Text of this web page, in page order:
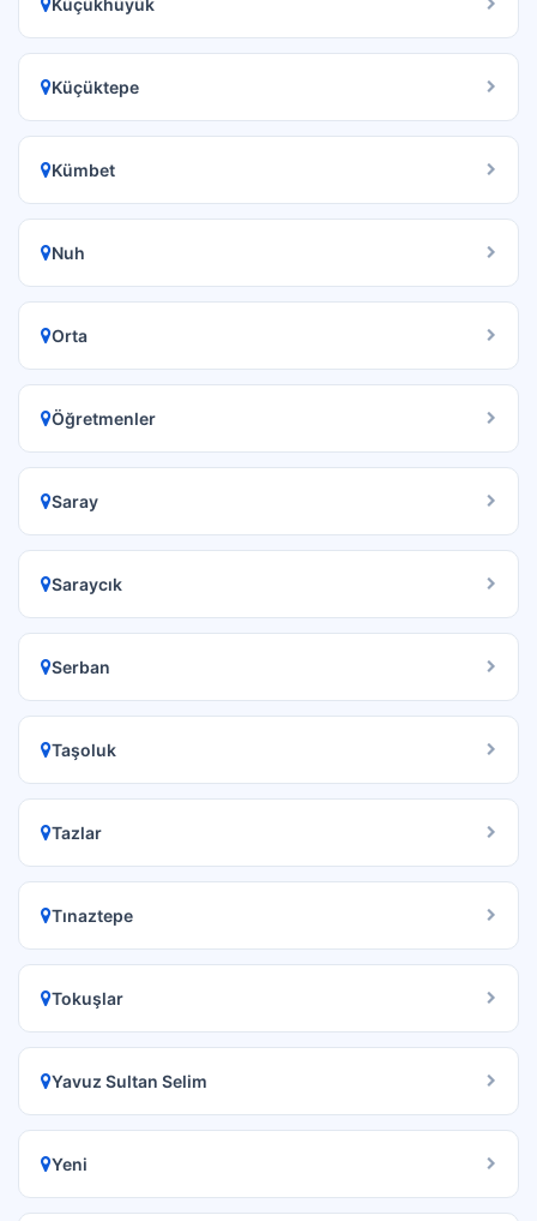
Küçükhüyük
Küçüktepe
Kümbet
Nuh
Orta
Öğretmenler
Saray
Saraycık
Serban
Taşoluk
Tazlar
Tınaztepe
Tokuşlar
Yavuz Sultan Selim
Yeni